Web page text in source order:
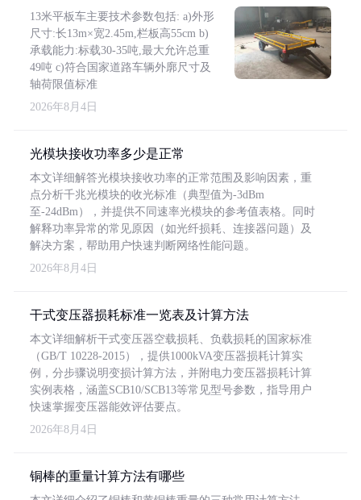
13米平板车主要技术参数包括: a)外形
尺寸:长13m×宽2.45m,栏板高55cm b)
承载能力:标载30-35吨,最大允许总重
49吨 c)符合国家道路车辆外廓尺寸及
轴荷限值标准
2026年8月4日
光模块接收功率多少是正常
本文详细解答光模块接收功率的正常范围及影响因素，重
点分析千兆光模块的收光标准（典型值为-3dBm
至-24dBm），并提供不同速率光模块的参考值表格。同时
解释功率异常的常见原因（如光纤损耗、连接器问题）及
解决方案，帮助用户快速判断网络性能问题。
2026年8月4日
干式变压器损耗标准一览表及计算方法
本文详细解析干式变压器空载损耗、负载损耗的国家标准
（GB/T 10228-2015），提供1000kVA变压器损耗计算实
例，分步骤说明变损计算方法，并附电力变压器损耗计算
实例表格，涵盖SCB10/SCB13等常见型号参数，指导用户
快速掌握变压器能效评估要点。
2026年8月4日
铜棒的重量计算方法有哪些